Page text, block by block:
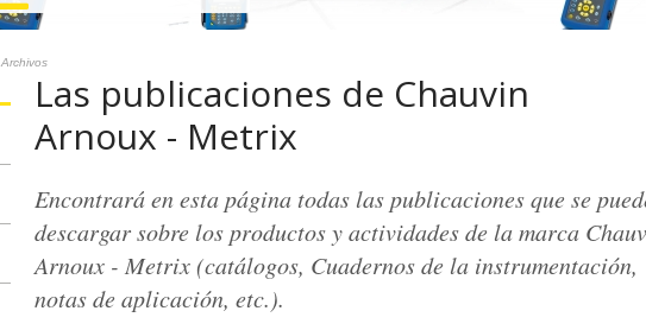
Archivos
Las publicaciones de Chauvin
Arnoux - Metrix
Encontrará en esta página todas las publicaciones que se
descargar sobre los productos y actividades de la marca
Arnoux - Metrix (catálogos, Cuadernos de la instrumentación,
notas de aplicación, etc.).